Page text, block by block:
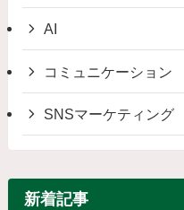
AI
コミュニケーション
SNSマーケティング
新着記事